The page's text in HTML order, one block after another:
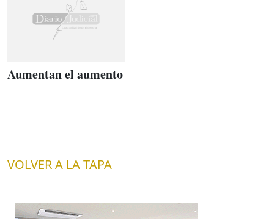
Aumentan el aumento
VOLVER A LA TAPA